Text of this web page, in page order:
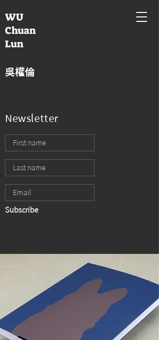
WU
Chuan
Lun
吳權倫
Newsletter
Subscribe